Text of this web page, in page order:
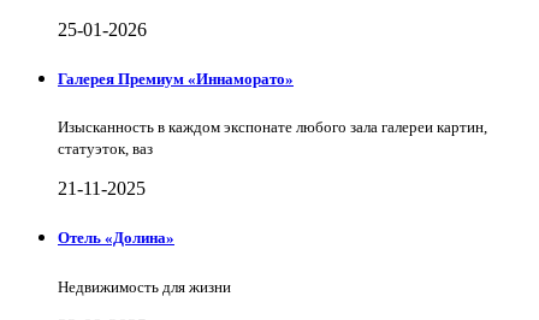
25-01-2026
Галерея Премиум «Иннаморато»
Изысканность в каждом экспонате любого зала галереи картин,
статуэток, ваз
21-11-2025
Отель «Долина»
Недвижимость для жизни